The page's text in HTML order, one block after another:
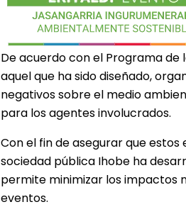
De acuerdo con el Programa de
aquel que ha sido diseñado,
negativos sobre el medio
para los agentes involucrados.
Con el fin de asegurar que
sociedad pública Ihobe ha
permite minimizar los impactos
eventos.